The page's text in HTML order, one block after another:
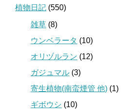
植物日記 (550)
雑草 (8)
ウンベラータ (10)
オリヅルラン (12)
ガジュマル (3)
寄生植物(南蛮煙管 他) (1)
ギボウシ (10)